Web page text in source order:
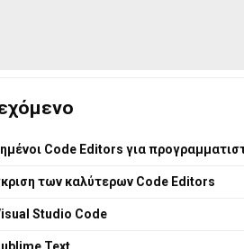
Code Editors για
των καλύτερων Code Editors
Studio Code